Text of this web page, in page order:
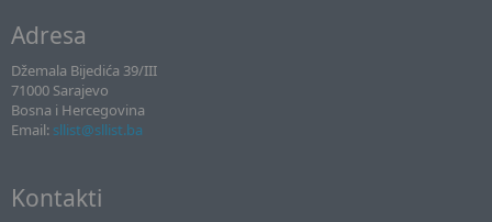
Adresa
Džemala Bijedića 39/III
71000 Sarajevo
Bosna i Hercegovina
Email: sllist@sllist.ba
Kontakti